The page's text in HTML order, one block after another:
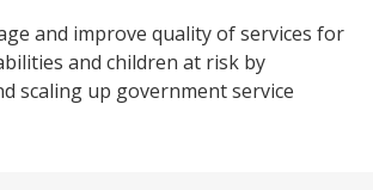
and improve quality of services for
and children at risk by
scaling up government service